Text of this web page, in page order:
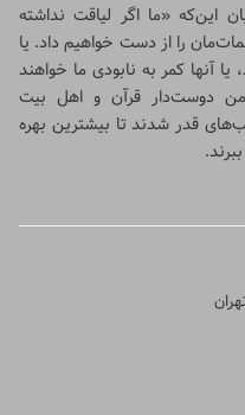
این‌که «ما اگر لیاقت نداشته
را از دست خواهیم داد. یا
آنها کمر به نابودی ما خواهند
دوست‌دار قرآن و اهل بیت
قدر شدند تا بیشترین بهره